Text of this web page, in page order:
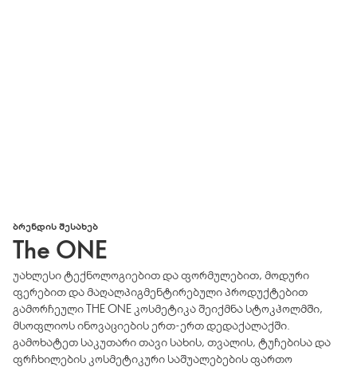
ᲑᲠᲔᲜᲓᲘᲡ ᲨᲔᲡᲐᲮᲔᲑ
The ONE
უახლესი ტექნოლოგიებით და ფორმულებით, მოდური
ფერებით და მაღალპიგმენტირებული პროდუქტებით
გამორჩეული THE ONE კოსმეტიკა შეიქმნა სტოკჰოლმში,
მსოფლიოს ინოვაციების ერთ-ერთ დედაქალაქში.
გამოხატეთ საკუთარი თავი სახის, თვალის, ტუჩებისა და
ფრჩხილების კოსმეტიკური საშუალებების ფართო